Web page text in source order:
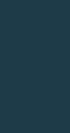
abrirte
identidad y
de
te dice que
tu propio
llama hacia
tu propia
armonía
en el
fuerza de